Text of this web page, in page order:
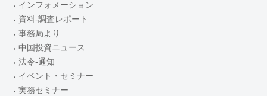
インフォメーション
資料-調査レポート
事務局より
中国投資ニュース
法令-通知
イベント・セミナー
実務セミナー